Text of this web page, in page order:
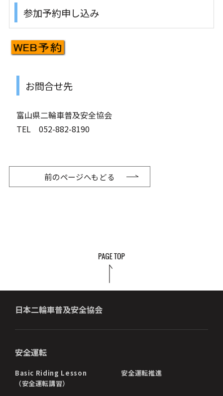
参加予約申し込み
お問合せ先
富山県二輪車普及安全協会
TEL 052-882-8190
前のページへもどる
日本二輪車普及安全協会
安全運転
Basic Riding Lesson
（安全運転講習）
安全運転推進